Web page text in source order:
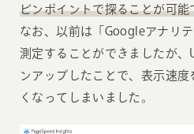
ピンポイントで探ることが可能
なお、以前は「Googleアナリ
測定することができましたが、
ンアップしたことで、表示速
くなってしまいました。